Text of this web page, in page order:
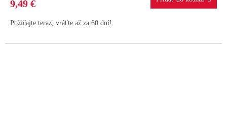
9,49 €
Požičajte teraz, vráťte až za 60 dní!